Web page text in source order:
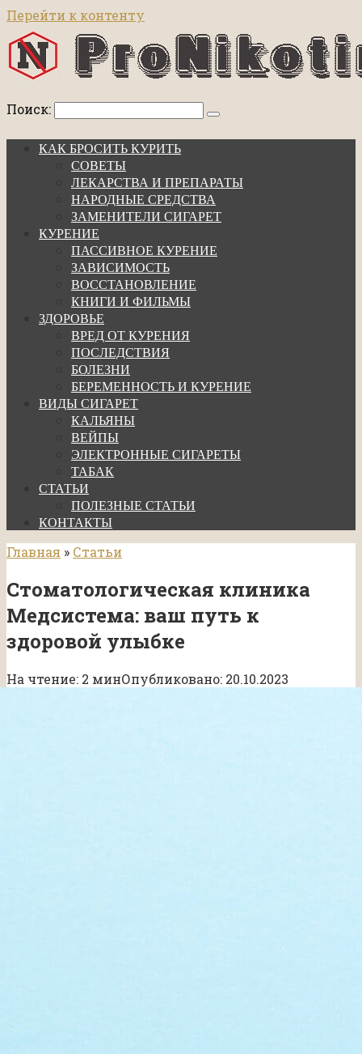
Перейти к контенту
Поиск:
КАК БРОСИТЬ КУРИТЬ
СОВЕТЫ
ЛЕКАРСТВА И ПРЕПАРАТЫ
НАРОДНЫЕ СРЕДСТВА
ЗАМЕНИТЕЛИ СИГАРЕТ
КУРЕНИЕ
ПАССИВНОЕ КУРЕНИЕ
ЗАВИСИМОСТЬ
ВОССТАНОВЛЕНИЕ
КНИГИ И ФИЛЬМЫ
ЗДОРОВЬЕ
ВРЕД ОТ КУРЕНИЯ
ПОСЛЕДСТВИЯ
БОЛЕЗНИ
БЕРЕМЕННОСТЬ И КУРЕНИЕ
ВИДЫ СИГАРЕТ
КАЛЬЯНЫ
ВЕЙПЫ
ЭЛЕКТРОННЫЕ СИГАРЕТЫ
ТАБАК
СТАТЬИ
ПОЛЕЗНЫЕ СТАТЬИ
КОНТАКТЫ
Главная » Статьи
Стоматологическая клиника
Медсистема: ваш путь к
здоровой улыбке
На чтение: 2 минОпубликовано: 20.10.2023